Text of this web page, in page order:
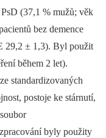
(37,1 % mužů; věk
bez demence
29,2 ± 1,3). Byl použit
během 2 let).
standardizovaných
postoje ke stárnutí,
byly použity